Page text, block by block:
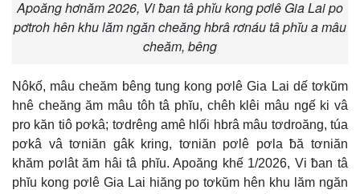
Apoăng hơnăm 2026, Vi ƀan tâ phĭu kong pơlê Gia Lai po
pơtroh hên khu lăm ngăn cheăng hbrâ rơnáu tâ phĭu a mâu
cheăm, bêng
Nôkố, mâu cheăm bêng tung kong pơlê Gia Lai dế tơkŭm
hnê cheăng ăm mâu tôh tâ phĭu, chêh klêi mâu ngế ki vâ
pro kăn tiô pơkâ; tơdrêng amê hlối hbrâ mâu tơdroăng, túa
pơkâ vâ tơniăn gâk kring, tơniăn pơlê pơla ƀă tơniăn
khăm pơlât ăm hâi tâ phĭu. Apoăng khế 1/2026, Vi ƀan tâ
phĭu kong pơlê Gia Lai hiăng po tơkŭm hên khu lăm ngăn